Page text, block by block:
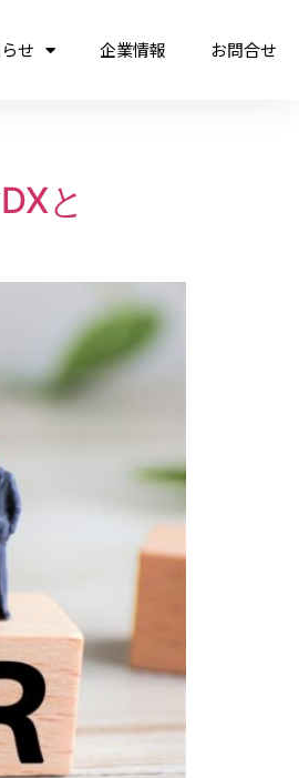
せ 企業情報 お問合せ
と